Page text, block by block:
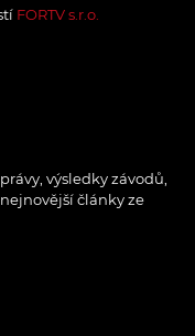
FORTV s.r.o.
výsledky závodů,
články ze